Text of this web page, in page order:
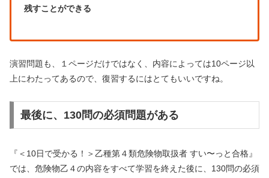
残すことができる
演習問題も、１ページだけではなく、内容によっては10ページ以
上にわたってあるので、復習するにはとてもいいですね。
最後に、130問の必須問題がある
『＜10日で受かる！＞乙種第４類危険物取扱者 すい〜っと合格』
では、危険物乙４の内容をすべて学習を終えた後に、130問の必須